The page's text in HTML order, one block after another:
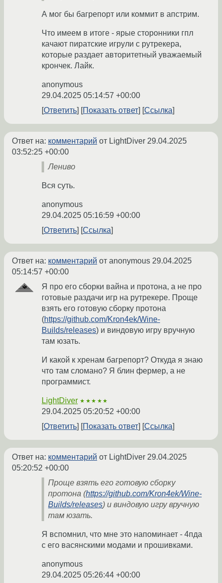
А мог бы багрепорт или коммит в апстрим.
Что имеем в итоге - ярые сторонники гпл
качают пиратские игрули с рутрекера,
которые раздает авторитетный уважаемый
крончек. Лайк.
anonymous
29.04.2025 05:14:57 +00:00
Ответить
Показать ответ Ссылка
Ответ на: комментарий от LightDiver 29.04.2025
03:52:25 +00:00
Лениво
Вся суть.
anonymous
29.04.2025 05:16:59 +00:00
Ответить
Ссылка
Ответ на: комментарий от anonymous 29.04.2025
05:14:57 +00:00
Я про его сборки вайна и протона, а не про
готовые раздачи игр на рутрекере. Проще
взять его готовую сборку протона
(https://github.com/Kron4ek/Wine-
Builds/releases) и виндовую игру вручную
там юзать.
И какой к хренам багрепорт? Откуда я знаю
что там сломано? Я блин фермер, а не
программист.
LightDiver ★★★★★
29.04.2025 05:20:52 +00:00
Ответить
Показать ответ Ссылка
Ответ на: комментарий от LightDiver 29.04.2025
05:20:52 +00:00
Проще взять его готовую сборку
протона (https://github.com/Kron4ek/Wine-
Builds/releases) и виндовую игру вручную
там юзать.
Я вспомнил, что мне это напоминает - 4пда
с его васянскими модами и прошивками.
anonymous
29.04.2025 05:26:44 +00:00